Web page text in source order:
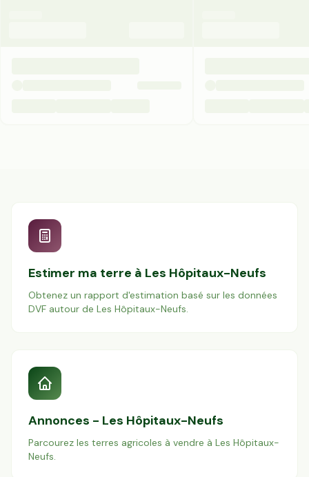
Estimer ma terre à Les Hôpitaux-Neufs
Obtenez un rapport d'estimation basé sur les données
DVF autour de Les Hôpitaux-Neufs.
Annonces - Les Hôpitaux-Neufs
Parcourez les terres agricoles à vendre à Les Hôpitaux-
Neufs.